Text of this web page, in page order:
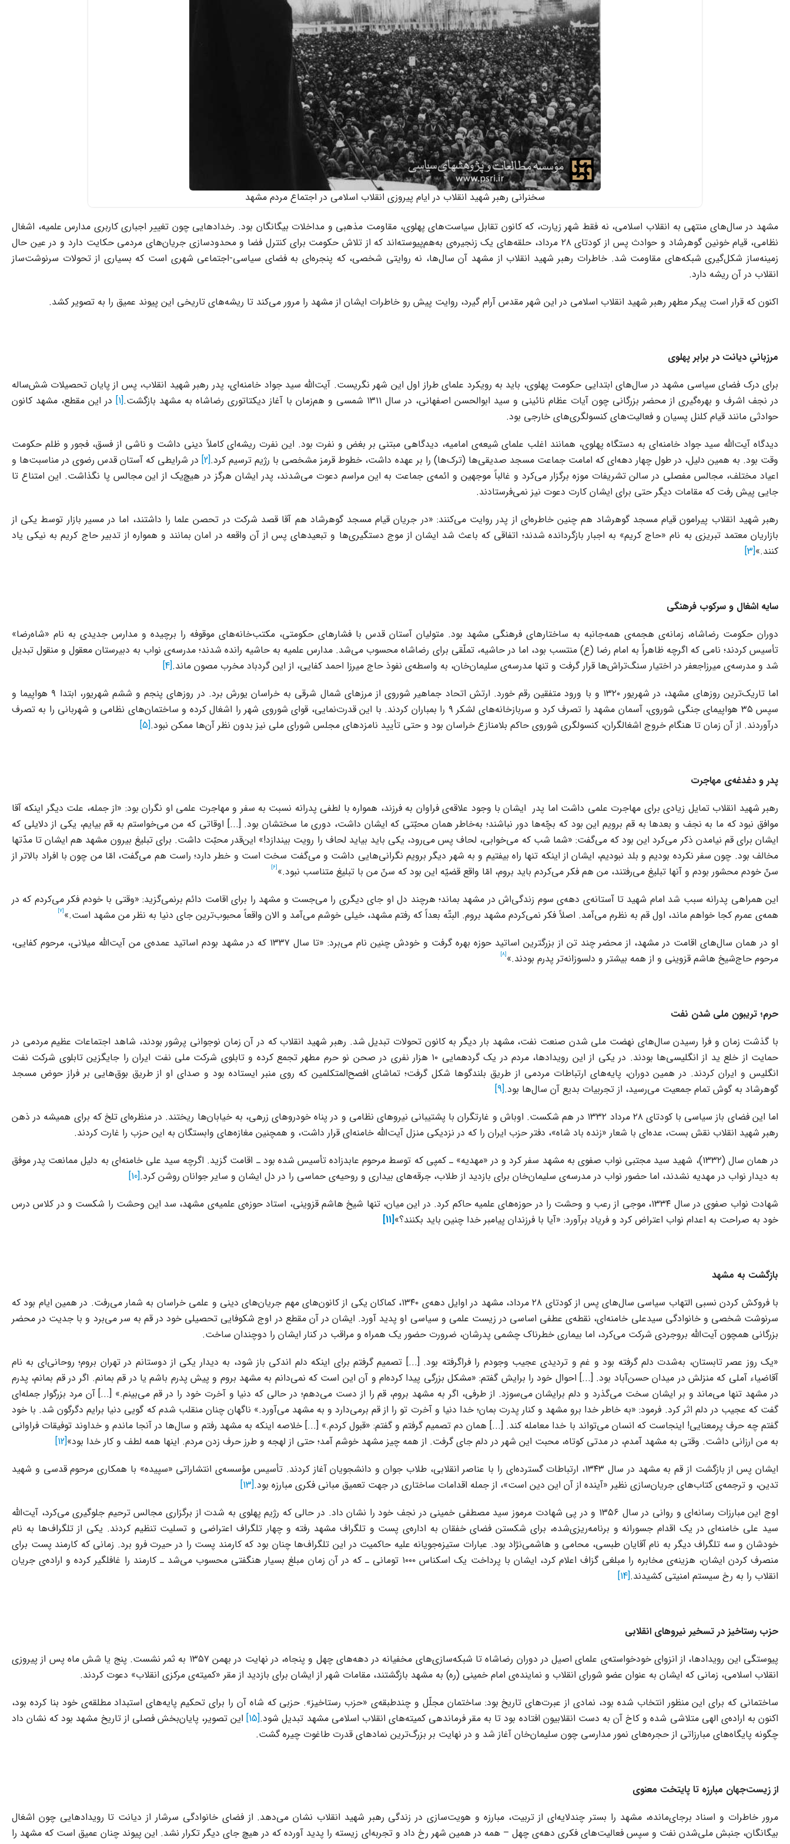
سخنرانی رهبر شهید انقلاب در ایام پیروزی انقلاب اسلامی در اجتماع مردم مشهد
مشهد در سال‌های منتهی به انقلاب اسلامی، نه فقط شهر زیارت، که کانون تقابل سیاست‌های پهلوی، مقاومت مذهبی و مداخلات بیگانگان بود. رخدادهایی چون تغییر اجباری کاربری مدارس علمیه، اشغال
نظامی، قیام خونین گوهرشاد و حوادث پس از کودتای ۲۸ مرداد، حلقه‌های یک زنجیره‌ی به‌هم‌پیوسته‌اند که از تلاش حکومت برای کنترل فضا و محدودسازی جریان‌های مردمی حکایت دارد و در عین حال
زمینه‌ساز شکل‌گیری شبکه‌های مقاومت شد. خاطرات رهبر شهید انقلاب از مشهد آن سال‌ها، نه روایتی شخصی، که پنجره‌ای به فضای سیاسی-اجتماعی شهری است که بسیاری از تحولات سرنوشت‌ساز
انقلاب در آن ریشه دارد.
اکنون که قرار است پیکر مطهر رهبر شهید انقلاب اسلامی در این شهر مقدس آرام گیرد، روایت پیش رو خاطرات ایشان از مشهد را مرور می‌کند تا ریشه‌های تاریخی این پیوند عمیق را به تصویر کشد.
مرزبانیِ دیانت در برابر پهلوی
برای درک فضای سیاسی مشهد در سال‌های ابتدایی حکومت پهلوی، باید به رویکرد علمای طراز اول این شهر نگریست. آیت‌الله سید جواد خامنه‌ای، پدر رهبر شهید انقلاب، پس از پایان تحصیلات شش‌ساله
در نجف اشرف و بهره‌گیری از محضر بزرگانی چون آیات عظام نائینی و سید ابوالحسن اصفهانی، در سال ۱۳۱۱ شمسی و هم‌زمان با آغاز دیکتاتوری رضاشاه به مشهد بازگشت.
[1]
در این مقطع، مشهد کانون
حوادثی مانند قیام کلنل پسیان و فعالیت‌های کنسولگری‌های خارجی بود.
دیدگاه آیت‌الله سید جواد خامنه‌ای به دستگاه پهلوی، همانند اغلب علمای شیعه‌ی امامیه، دیدگاهی مبتنی بر بغض و نفرت بود. این نفرت ریشه‌ای کاملاً دینی داشت و ناشی از فسق، فجور و ظلم حکومت
وقت بود. به همین دلیل، در طول چهار دهه‌ای که امامت جماعت مسجد صدیقی‌ها (ترک‌ها) را بر عهده داشت، خطوط قرمز مشخصی با رژیم ترسیم کرد.[2] در شرایطی که آستان قدس رضوی در مناسبت‌ها و
اعیاد مختلف، مجالس مفصلی در سالن تشریفات موزه برگزار می‌کرد و غالباً موجهین و ائمه‌ی جماعت به این مراسم دعوت می‌شدند، پدر ایشان هرگز در هیچ‌یک از این مجالس پا نگذاشت. این امتناع تا
جایی پیش رفت که مقامات دیگر حتی برای ایشان کارت دعوت نیز نمی‌فرستادند.
رهبر شهید انقلاب پیرامون قیام مسجد گوهرشاد هم چنین خاطره‌ای از پدر روایت می‌کنند: «در جریان قیام مسجد گوهرشاد هم آقا قصد شرکت در تحصن علما را داشتند، اما در مسیر بازار توسط یکی از
بازاریان معتمد تبریزی به نام «حاج کریم» به اجبار بازگردانده شدند؛ اتفاقی که باعث شد ایشان از موج دستگیری‌ها و تبعیدهای پس از آن واقعه در امان بمانند و همواره از تدبیر حاج کریم به نیکی یاد
کنند.»[3]
سایه اشغال و سرکوب فرهنگی
دوران حکومت رضاشاه، زمانه‌ی هجمه‌ی همه‌جانبه به ساختارهای فرهنگی مشهد بود. متولیان آستان قدس با فشارهای حکومتی، مکتب‌خانه‌های موقوفه را برچیده و مدارس جدیدی به نام «شاه‌رضا»
تأسیس کردند؛ نامی که اگرچه ظاهراً به امام رضا (ع) منتسب بود، اما در حاشیه، تملّقی برای رضاشاه محسوب می‌شد. مدارس علمیه به حاشیه رانده شدند؛ مدرسه‌ی نواب به دبیرستان معقول و منقول تبدیل
شد و مدرسه‌ی میرزاجعفر در اختیار سنگ‌تراش‌ها قرار گرفت و تنها مدرسه‌ی سلیمان‌خان، به واسطه‌ی نفوذ حاج میرزا احمد کفایی، از این گردباد مخرب مصون ماند.[4]
اما تاریک‌ترین روزهای مشهد، در شهریور ۱۳۲۰ و با ورود متفقین رقم خورد. ارتش اتحاد جماهیر شوروی از مرزهای شمال شرقی به خراسان یورش برد. در روزهای پنجم و ششم شهریور، ابتدا ۹ هواپیما و
سپس ۳۵ هواپیمای جنگی شوروی، آسمان مشهد را تصرف کرد و سربازخانه‌های لشکر ۹ را بمباران کردند. با این قدرت‌نمایی، قوای شوروی شهر را اشغال کرده و ساختمان‌های نظامی و شهربانی را به تصرف
درآوردند. از آن زمان تا هنگام خروج اشغالگران، کنسولگری شوروی حاکم بلامنازع خراسان بود و حتی تأیید نامزدهای مجلس شورای ملی نیز بدون نظر آن‌ها ممکن نبود.[5]
پدر و دغدغه‌ی مهاجرت
رهبر شهید انقلاب تمایل زیادی برای مهاجرت علمی داشت اما پدر ایشان با وجود علاقه‌ی فراوان به فرزند، همواره با لطفی پدرانه نسبت به سفر و مهاجرت علمی او نگران بود: «از جمله، علت دیگر اینکه آقا
موافق نبود که ما به نجف و بعدها به قم برویم این بود که بچّه‌ها دور نباشند؛ به‌خاطر همان محبّتی که ایشان داشت، دوری ما سختشان بود. [...] اوقاتی که من می‌خواستم به قم بیایم، یکی از دلایلی که
ایشان برای قم نیامدن ذکر می‌کرد این بود که می‌گفت: «شما شب که می‌خوابی، لحاف پس می‌رود، یکی باید بیاید لحاف را رویت بیندازد!» این‌قدر محبّت داشت. برای تبلیغ بیرون مشهد هم ایشان تا مدّتها
مخالف بود. چون سفر نکرده بودیم و بلد نبودیم، ایشان از اینکه تنها راه بیفتیم و به شهر دیگر برویم نگرانی‌هایی داشت و می‌گفت سخت است و خطر دارد؛ راست هم می‌گفت، امّا من چون با افراد بالاتر از
سنّ خودم محشور بودم و آنها تبلیغ می‌رفتند، من هم فکر می‌کردم باید بروم، امّا واقع قضیّه این بود که سنّ من با تبلیغ متناسب نبود.»[6]
این همراهی پدرانه سبب شد امام شهید تا آستانه‌ی دهه‌ی سوم زندگی‌اش در مشهد بماند؛ هرچند دل او جای دیگری را می‌جست و مشهد را برای اقامت دائم برنمی‌گزید: «وقتی با خودم فکر می‌کردم که در
همه‌ی عمرم کجا خواهم ماند، اول قم به نظرم می‌آمد. اصلاً فکر نمی‌کردم مشهد بروم. البتّه بعداً که رفتم مشهد، خیلی خوشم می‌آمد و الان واقعاً محبوب‌ترین جای دنیا به نظر من مشهد است.»[7]
او در همان سال‌های اقامت در مشهد، از محضر چند تن از بزرگترین اساتید حوزه بهره گرفت و خودش چنین نام می‌برد: «تا سال ۱۳۳۷ که در مشهد بودم اساتید عمده‌ی من آیت‌الله میلانی،‌ ‌‌مرحوم کفایی،
مرحوم حاج‌شیخ‌ هاشم قزوینی و از همه بیشتر و دلسوزانه‌تر پدرم بودند.»[8]
حرم؛ تریبون ملی شدن نفت
با گذشت زمان و فرا رسیدن سال‌های نهضت ملی شدن صنعت نفت، مشهد بار دیگر به کانون تحولات تبدیل شد. رهبر شهید انقلاب که در آن زمان نوجوانی پرشور بودند، شاهد اجتماعات عظیم مردمی در
حمایت از خلع ید از انگلیسی‌ها بودند. در یکی از این رویدادها، مردم در یک گردهمایی ۱۰ هزار نفری در صحن نو حرم مطهر تجمع کرده و تابلوی شرکت ملی نفت ایران را جایگزین تابلوی شرکت نفت
انگلیس و ایران کردند. در همین دوران، پایه‌های ارتباطات مردمی از طریق بلندگوها شکل گرفت؛ تماشای افصح‌المتکلمین که روی منبر ایستاده بود و صدای او از طریق بوق‌هایی بر فراز حوض مسجد
گوهرشاد به گوش تمام جمعیت می‌رسید، از تجربیات بدیع آن سال‌ها بود.[9]
اما این فضای باز سیاسی با کودتای ۲۸ مرداد ۱۳۳۲ در هم شکست. اوباش و غارتگران با پشتیبانی نیروهای نظامی و در پناه خودروهای زرهی، به خیابان‌ها ریختند. در منظره‌ای تلخ که برای همیشه در ذهن
رهبر شهید انقلاب نقش بست، عده‌ای با شعار «زنده باد شاه»، دفتر حزب ایران را که در نزدیکی منزل آیت‌الله خامنه‌ای قرار داشت، و همچنین مغازه‌های وابستگان به این حزب را غارت کردند.
در همان سال (۱۳۳۲)، شهید سید مجتبی نواب صفوی به مشهد سفر کرد و در «مهدیه» ـ کمپی که توسط مرحوم عابدزاده تأسیس شده بود ـ اقامت گزید. اگرچه سید علی خامنه‌ای به دلیل ممانعت پدر موفق
به دیدار نواب در مهدیه نشدند، اما حضور نواب در مدرسه‌ی سلیمان‌خان برای بازدید از طلاب، جرقه‌های بیداری و روحیه‌ی حماسی را در دل ایشان و سایر جوانان روشن کرد.[10]
شهادت نواب صفوی در سال ۱۳۳۴، موجی از رعب و وحشت را در حوزه‌های علمیه حاکم کرد. در این میان، تنها شیخ هاشم قزوینی، استاد حوزه‌ی علمیه‌ی مشهد، سد این وحشت را شکست و در کلاس درس
خود به صراحت به اعدام نواب اعتراض کرد و فریاد برآورد: «آیا با فرزندان پیامبر خدا چنین باید بکنند؟»[11]
بازگشت به مشهد
با فروکش کردن نسبی التهاب سیاسی سال‌های پس از کودتای ۲۸ مرداد، مشهد در اوایل دهه‌ی ۱۳۴۰، کماکان یکی از کانون‌های مهم جریان‌های دینی و علمی خراسان به شمار می‌رفت. در همین ایام بود که
سرنوشت شخصی و خانوادگی سیدعلی خامنه‌ای، نقطه‌ی عطفی اساسی در زیست علمی و سیاسی او پدید آورد. ایشان در آن مقطع در اوج شکوفایی تحصیلی خود در قم به سر می‌برد و با جدیت در محضر
بزرگانی همچون آیت‌الله بروجردی شرکت می‌کرد، اما بیماری خطرناک چشمی پدرشان، ضرورت حضور یک همراه و مراقب در کنار ایشان را دوچندان ساخت.
«یک روز عصر تابستان، به‌شدت دلم گرفته بود و غم و تردیدی عجیب وجودم را فراگرفته بود. [...] تصمیم گرفتم برای اینکه دلم اندکی باز شود، به دیدار یکی از دوستانم در تهران بروم؛ روحانی‌ای به نام
آقاضیاء آملی که منزلش در میدان حسن‌آباد بود. [...] احوال خود را برایش گفتم: «مشکل بزرگی پیدا کرده‌ام و آن این است که نمی‌دانم به مشهد بروم و پیش پدرم باشم یا در قم بمانم. اگر در قم بمانم، پدرم
در مشهد تنها می‌ماند و بر ایشان سخت می‌گذرد و دلم برایشان می‌سوزد. از طرفی، اگر به مشهد بروم، قم را از دست می‌دهم؛ در حالی که دنیا و آخرت خود را در قم می‌بینم.» [...] آن مرد بزرگوار جمله‌ای
گفت که عجیب در دلم اثر کرد. فرمود: «به خاطر خدا برو مشهد و کنار پدرت بمان؛ خدا دنیا و آخرت تو را از قم برمی‌دارد و به مشهد می‌آورد.» ناگهان چنان منقلب شدم که گویی دنیا برایم دگرگون شد. با خود
گفتم چه حرف پرمعنایی! اینجاست که انسان می‌تواند با خدا معامله کند. [...] همان دم تصمیم گرفتم و گفتم: «قبول کردم.» [...] خلاصه اینکه به مشهد رفتم و سال‌ها در آنجا ماندم و خداوند توفیقات فراوانی
به من ارزانی داشت. وقتی به مشهد آمدم، در مدتی کوتاه، محبت این شهر در دلم جای گرفت. از همه چیز مشهد خوشم آمد؛ حتی از لهجه و طرز حرف زدن مردم. اینها همه لطف و کار خدا بود»[12]
ایشان پس از بازگشت از قم به مشهد در سال ۱۳۴۳، ارتباطات گسترده‌ای را با عناصر انقلابی، طلاب جوان و دانشجویان آغاز کردند. تأسیس مؤسسه‌ی انتشاراتی «سپیده» با همکاری مرحوم قدسی و شهید
تدین، و ترجمه‌ی کتاب‌های جریان‌سازی نظیر «آینده از آن این دین است»، از جمله اقدامات ساختاری در جهت تعمیق مبانی فکری مبارزه بود.[13]
اوج این مبارزات رسانه‌ای و روانی در سال ۱۳۵۶ و در پی شهادت مرموز سید مصطفی خمینی در نجف خود را نشان داد. در حالی که رژیم پهلوی به شدت از برگزاری مجالس ترحیم جلوگیری می‌کرد، آیت‌الله
سید علی خامنه‌ای در یک اقدام جسورانه و برنامه‌ریزی‌شده، برای شکستن فضای خفقان به اداره‌ی پست و تلگراف مشهد رفته و چهار تلگراف اعتراضی و تسلیت تنظیم کردند. یکی از تلگراف‌ها به نام
خودشان و سه تلگراف دیگر به نام آقایان طبسی، محامی و هاشمی‌نژاد بود. عبارات ستیزه‌جویانه علیه حاکمیت در این تلگراف‌ها چنان بود که کارمند پست را در حیرت فرو برد. زمانی که کارمند پست برای
منصرف کردن ایشان، هزینه‌ی مخابره را مبلغی گزاف اعلام کرد، ایشان با پرداخت یک اسکناس ۱۰۰۰ تومانی ـ که در آن زمان مبلغ بسیار هنگفتی محسوب می‌شد ـ کارمند را غافلگیر کرده و اراده‌ی جریان
انقلاب را به رخ سیستم امنیتی کشیدند.[14]
حزب رستاخیز در تسخیر نیروهای انقلابی
پیوستگی این رویدادها، از انزوای خودخواسته‌ی علمای اصیل در دوران رضاشاه تا شبکه‌سازی‌های مخفیانه در دهه‌های چهل و پنجاه، در نهایت در بهمن ۱۳۵۷ به ثمر نشست. پنج یا شش ماه پس از پیروزی
انقلاب اسلامی، زمانی که ایشان به عنوان عضو شورای انقلاب و نماینده‌ی امام خمینی (ره) به مشهد بازگشتند، مقامات شهر از ایشان برای بازدید از مقر «کمیته‌ی مرکزی انقلاب» دعوت کردند.
ساختمانی که برای این منظور انتخاب شده بود، نمادی از عبرت‌های تاریخ بود: ساختمان مجلّل و چندطبقه‌ی «حزب رستاخیز». حزبی که شاه آن را برای تحکیم پایه‌های استبداد مطلقه‌ی خود بنا کرده بود،
اکنون به اراده‌ی الهی متلاشی شده و کاخ آن به دست انقلابیون افتاده بود تا به مقر فرماندهی کمیته‌های انقلاب اسلامی مشهد تبدیل شود.[15]
این تصویر، پایان‌بخش فصلی از تاریخ مشهد بود که نشان داد
چگونه پایگاه‌های مبارزاتی از حجره‌های نمور مدارسی چون سلیمان‌خان آغاز شد و در نهایت بر بزرگ‌ترین نمادهای قدرت طاغوت چیره گشت.
از زیست‌جهان مبارزه تا پایتخت معنوی
مرور خاطرات و اسناد برجای‌مانده، مشهد را بستر چندلایه‌ای از تربیت، مبارزه و هویت‌سازی در زندگی رهبر شهید انقلاب نشان می‌دهد. از فضای خانوادگی سرشار از دیانت تا رویدادهایی چون اشغال
بیگانگان، جنبش ملی‌شدن نفت و سپس فعالیت‌های فکری دهه‌ی چهل – همه در همین شهر رخ داد و تجربه‌ای زیسته را پدید آورده که در هیچ جای دیگر تکرار نشد. این پیوند چنان عمیق است که مشهد را